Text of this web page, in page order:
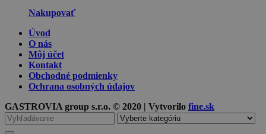
Nakupovať
Úvod
O nás
Môj účet
Kontakt
Obchodné podmienky
Ochrana osobných údajov
GASTROVIA group s.r.o. © 2020 | Vytvorilo fine.sk
Vyhľadávanie
pre